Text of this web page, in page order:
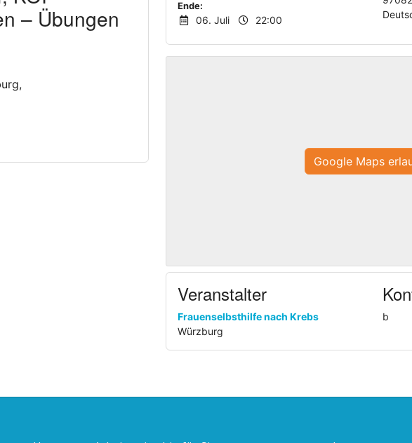
– Übungen
Ende:
06. Juli 22:00
Google Maps
Veranstalter
Frauenselbsthilfe nach Krebs
Würzburg
b